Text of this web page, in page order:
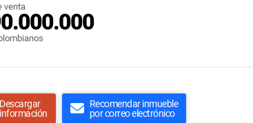
venta
Descargar
información
Recomendar inmueble
por correo electrónico